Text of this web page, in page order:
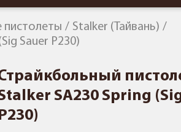
пистолеты
Stalker (Тайвань)
Sauer P230)
SA230 Spring